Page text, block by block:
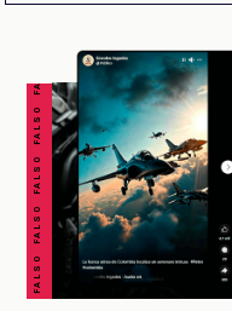
FALSO FALSO FALSO FALSO FALSO FALSO FALSO